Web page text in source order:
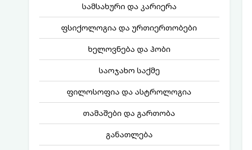
სამსახური და კარიერა
ფსიქოლოგია და ურთიერთობები
ხელოვნება და ჰობი
საოჯახო საქმე
ფილოსოფია და ასტროლოგია
თამაშები და გართობა
განათლება